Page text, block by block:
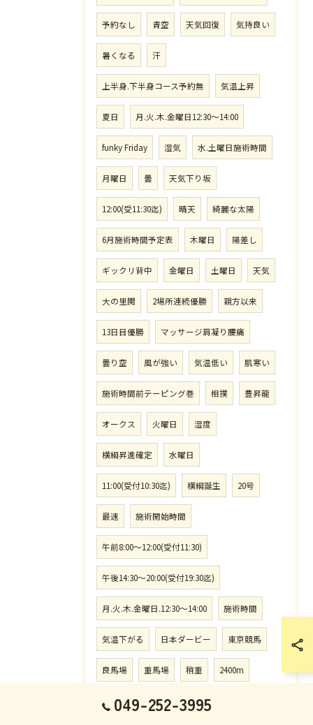
予約なし 青空 天気回復 気持良い
暑くなる 汗
上半身.下半身コース予約無 気温上昇
夏日 月.火.木.金曜日12:30〜14:00
funky Friday 湿気 水.土曜日施術時間
月曜日 曇 天気下り坂
12:00(受11:30迄) 晴天 綺麗な太陽
6月施術時間予定表 木曜日 陽差し
ギックリ背中 金曜日 土曜日 天気
大の里関 2場所連続優勝 親方以来
13日目優勝 マッサージ肩凝り腰痛
曇り空 風が強い 気温低い 肌寒い
施術時間前テーピング巻 相撲 豊昇龍
オークス 火曜日 湿度
横綱昇進確定 水曜日
11:00(受付10:30迄) 横綱誕生 20号
最速 施術開始時間
午前8:00〜12:00(受付11:30)
午後14:30〜20:00(受付19:30迄)
月.火.木.金曜日.12:30〜14:00 施術時間
気温下がる 日本ダービー 東京競馬
良馬場 重馬場 稍重 2400m
上半身.下半身コース予約なし
049-252-3995